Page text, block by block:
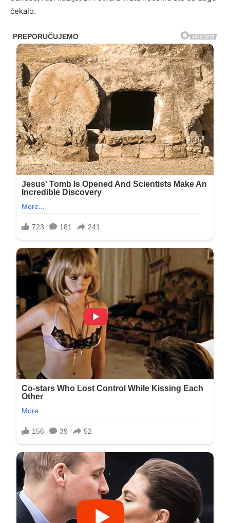
čekalo.